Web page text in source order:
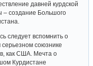
давней курдской
– создание Большого
следует вспомнить о
серьезном союзнике
как США. Мечта о
Курдистане